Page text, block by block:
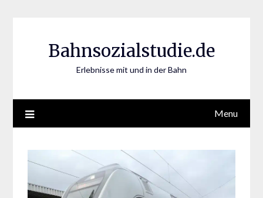
Bahnsozialstudie.de
Erlebnisse mit und in der Bahn
Menu